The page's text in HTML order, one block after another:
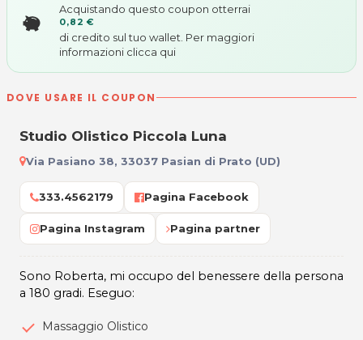
Acquistando questo coupon otterrai
0,82 €
di credito sul tuo wallet. Per maggiori
informazioni clicca qui
DOVE USARE IL COUPON
Studio Olistico Piccola Luna
Via Pasiano 38, 33037 Pasian di Prato (UD)
333.4562179 Pagina Facebook
Pagina Instagram Pagina partner
Sono Roberta, mi occupo del benessere della persona
a 180 gradi. Eseguo:
Massaggio Olistico